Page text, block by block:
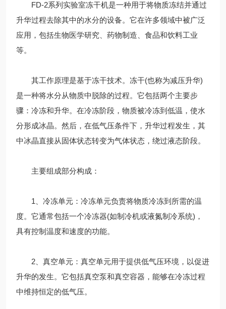
FD-2系列实验室冻干机是一种用于将物质冻结并通过
升华过程去除其中的水分的设备。它在许多领域中被广泛
应用，包括生物医学研究、药物制造、食品和饮料工业
等。
其工作原理是基于冻干技术。冻干(也称为减压升华)
是一种将水分从物质中脱除的过程。它包括两个主要步
骤：冷冻和升华。在冷冻阶段，物质被冷冻到低温，使水
分形成冰晶。然后，在低气压条件下，升华过程发生，其
中冰晶直接从固体状态转变为气体状态，绕过液态阶段。
主要组成部分构成：
1、冷冻单元：冷冻单元负责将物质冷冻到所需的温
度。它通常包括一个冷冻器(如制冷机或液氮制冷系统)，
具有控制温度和速度的功能。
2、真空单元：真空单元用于提供低气压环境，以促进
升华的发生。它包括真空泵和真空容器，能够在冷冻过程
中维持恒定的低气压。